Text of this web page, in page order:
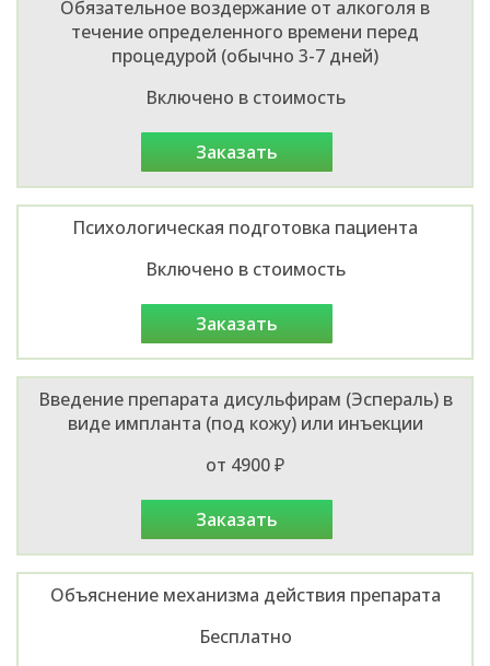
Обязательное воздержание от алкоголя в
течение определенного времени перед
процедурой (обычно 3-7 дней)
Включено в стоимость
заказать
Психологическая подготовка пациента
Включено в стоимость
заказать
Введение препарата дисульфирам (Эспераль) в
виде импланта (под кожу) или инъекции
от 4900 ₽
заказать
Объяснение механизма действия препарата
Бесплатно